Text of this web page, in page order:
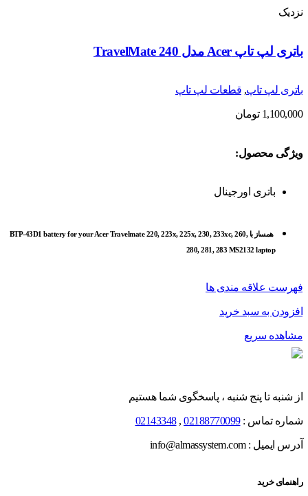
نزدیک
باتری لپ تاپ Acer مدل TravelMate 240
باتری لپ تاپ, قطعات لپ تاپ
1,100,000 تومان
ویژگی محصول:
باتری اورجینال
همساز با BTP-43D1 battery for your Acer Travelmate 220, 223x, 225x, 230, 233xc, 260,
280, 281, 283 MS2132 laptop
فهرست علاقه مندی ها
افزودن به سبد خرید
مشاهده سریع
از شنبه تا پنج شنبه ، پاسخگوی شما هستیم
شماره تماس :02188770099
,
02143348
آدرس ایمیل : info@almassystem.com
راهنمای خرید